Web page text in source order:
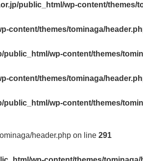
public_html/wp-content/themes/
content/themes/tominaga/
public_html/wp-content/themes/
content/themes/tominaga/
public_html/wp-content/themes/
header.php on line 291